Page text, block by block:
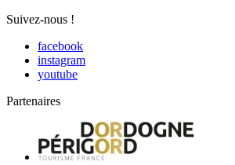
Suivez-nous !
facebook
instagram
youtube
Partenaires